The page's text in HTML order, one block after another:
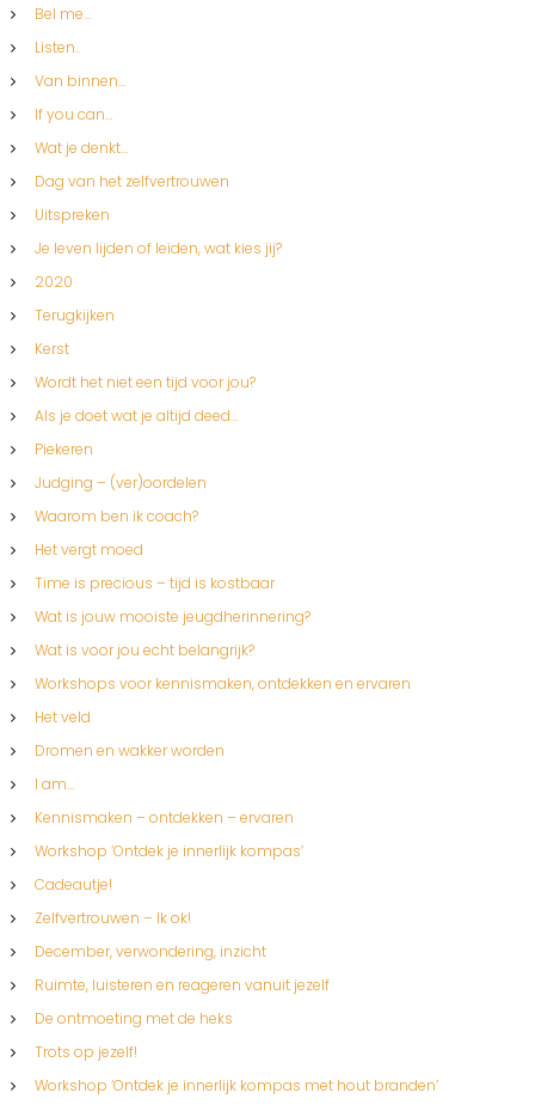
Bel me…
Listen..
Van binnen…
If you can…
Wat je denkt…
Dag van het zelfvertrouwen
Uitspreken
Je leven lijden of leiden, wat kies jij?
2020
Terugkijken
Kerst
Wordt het niet een tijd voor jou?
Als je doet wat je altijd deed…
Piekeren
Judging – (ver)oordelen
Waarom ben ik coach?
Het vergt moed
Time is precious – tijd is kostbaar
Wat is jouw mooiste jeugdherinnering?
Wat is voor jou echt belangrijk?
Workshops voor kennismaken, ontdekken en ervaren
Het veld
Dromen en wakker worden
I am…
Kennismaken – ontdekken – ervaren
Workshop ‘Ontdek je innerlijk kompas’
Cadeautje!
Zelfvertrouwen – Ik ok!
December, verwondering, inzicht
Ruimte, luisteren en reageren vanuit jezelf
De ontmoeting met de heks
Trots op jezelf!
Workshop ‘Ontdek je innerlijk kompas met hout branden’